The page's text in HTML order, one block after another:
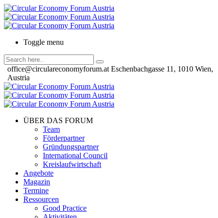
Toggle menu
office@circulareconomyforum.at Eschenbachgasse 11, 1010 Wien,
Austria
ÜBER DAS FORUM
Team
Förderpartner
Gründungspartner
International Council
Kreislaufwirtschaft
Angebote
Magazin
Termine
Ressourcen
Good Practice